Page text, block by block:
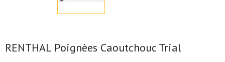
RENTHAL Poignèes Caoutchouc Trial